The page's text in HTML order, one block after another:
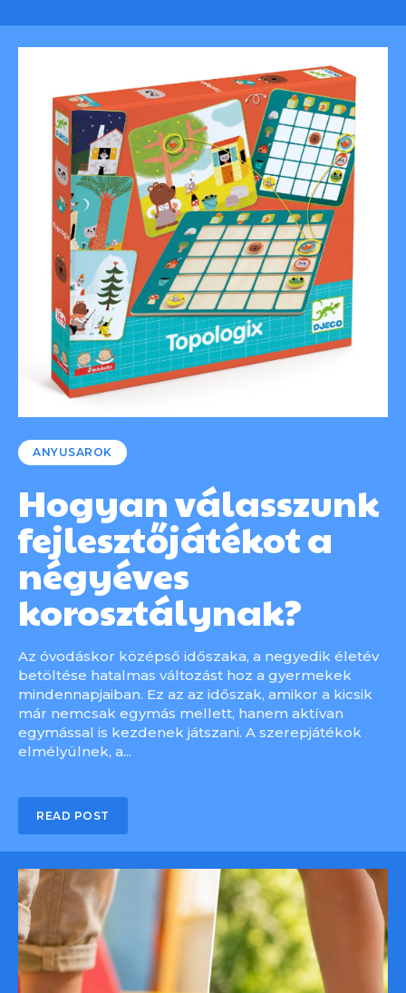
ANYUSAROK
Hogyan válasszunk
fejlesztőjátékot a
négyéves
korosztálynak?
Az óvodáskor középső időszaka, a negyedik életév
betöltése hatalmas változást hoz a gyermekek
mindennapjaiban. Ez az az időszak, amikor a kicsik
már nemcsak egymás mellett, hanem aktívan
egymással is kezdenek játszani. A szerepjátékok
elmélyülnek, a...
READ POST